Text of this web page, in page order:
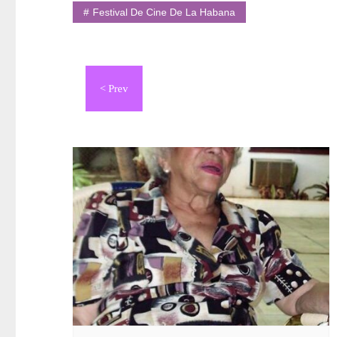
Festival De Cine De La Habana
Navegación